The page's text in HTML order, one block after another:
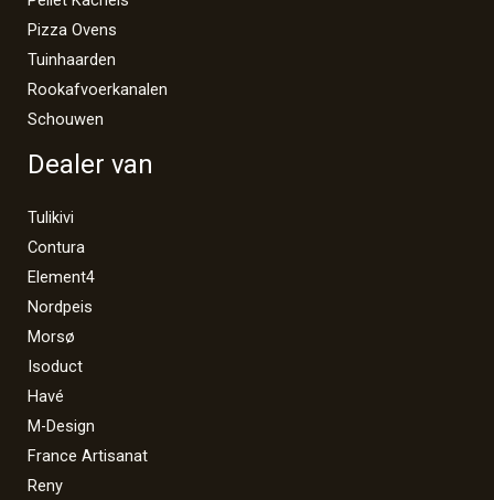
Pizza Ovens
Tuinhaarden
Rookafvoerkanalen
Schouwen
Dealer van
Tulikivi
Contura
Element4
Nordpeis
Morsø
Isoduct
Havé
M-Design
France Artisanat
Reny